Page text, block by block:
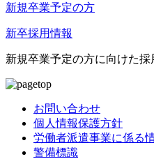
新規卒業予定の方
新卒採用情報
新規卒業予定の方に向けた採
お問い合わせ
個人情報保護方針
労働者派遣事業に係る
警備標識